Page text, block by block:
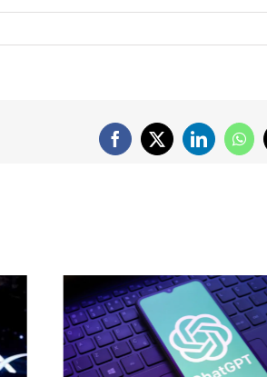
Facebook
X LinkedIn